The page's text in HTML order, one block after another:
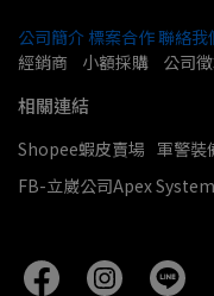
公司簡介 標案合作聯絡我
經銷商    小額採購    公司
相關連結
Shopee蝦皮賣場 軍警裝
FB-立崴公司Apex